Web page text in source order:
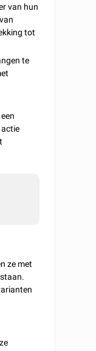
van hun
tot
te
ze met